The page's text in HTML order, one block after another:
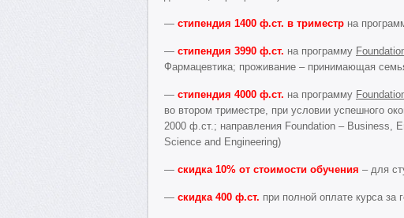
— стипендия 1400 ф.ст. в триместр на
— стипендия 3990 ф.ст. на программу
Фармацевтика; проживание – принимающая
— стипендия 4000 ф.ст. на программу
во втором триместре, при условии успешного
2000 ф.ст.; направления Foundation – Business,
Science and Engineering)
— скидка 10% от стоимости обучения – для
— скидка 400 ф.ст. при полной оплате курса за